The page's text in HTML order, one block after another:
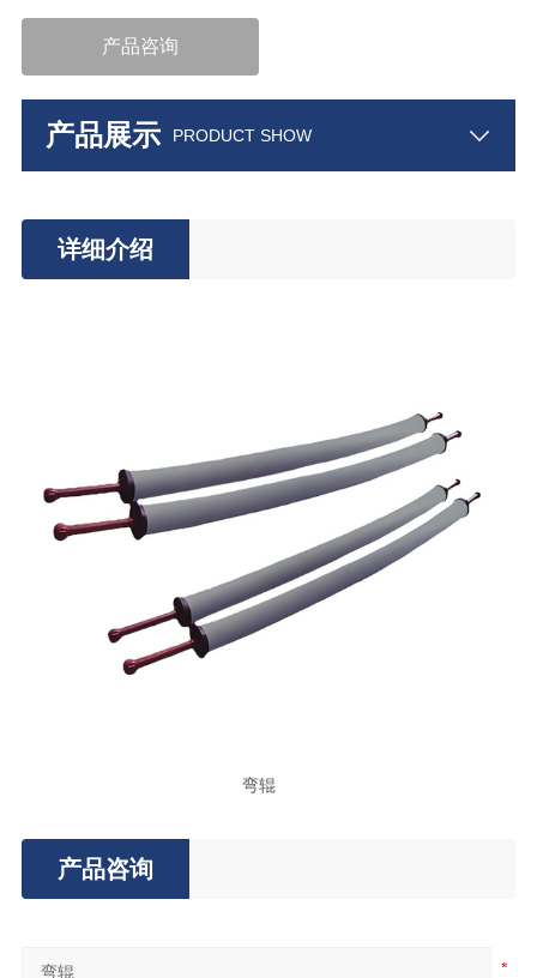
产品咨询
产品展示 PRODUCT SHOW
详细介绍
弯辊
产品咨询